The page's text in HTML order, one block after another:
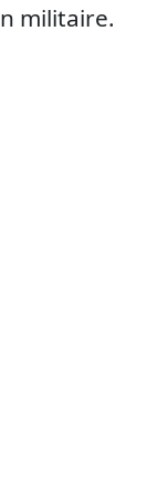
militaire.